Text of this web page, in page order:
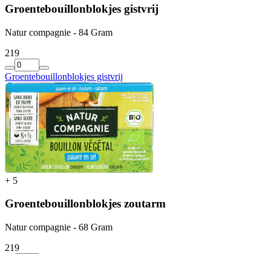
Groentebouillonblokjes gistvrij
Natur compagnie - 84 Gram
219
Groentebouillonblokjes gistvrij
+ 5
Groentebouillonblokjes zoutarm
Natur compagnie - 68 Gram
219